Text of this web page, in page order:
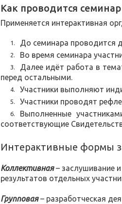
Как проводится семинар
Применяется интерактивная
До семинара проводится
Во время семинара
Далее идёт работа в
перед остальными.
Участники выполняют
Участники проводят
Выполненные
соответствующие
Интерактивные формы
Коллективная– заслушивание
результатов отдельных
Групповая– разработческая